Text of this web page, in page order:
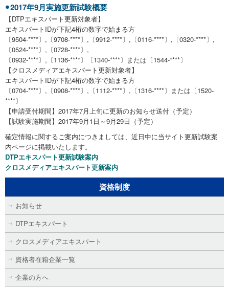
2017年9月実施更新試験概要
【DTPエキスパート更新対象者】
エキスパートIDが下記4桁の数字で始まる方
〔9504-****〕,〔9708-****〕,〔9912-****〕,〔0116-****〕,〔0320-****〕,
〔0524-****〕,〔0728-****〕,
〔0932-****〕,〔1136-****〕〔1340-****〕または〔1544-****〕
【クロスメディアエキスパート更新対象者】
エキスパートIDが下記4桁の数字で始まる方
〔0704-****〕,〔0908-****〕,〔1112-****〕,〔1316-****〕または〔1520-
****〕
【申請受付期間】2017年7月上旬に更新のお知らせ送付（予定）
【試験実施期間】2017年9月1日～9月29日（予定）
確定情報に関するご案内につきましては、近日中に当サイト更新試験案
内ページに掲載いたします。
DTPエキスパート更新試験案内
クロスメディアエキスパート更新案内
資格制度
お知らせ
DTPエキスパート
クロスメディアエキスパート
資格者在籍企業一覧
企業の方へ